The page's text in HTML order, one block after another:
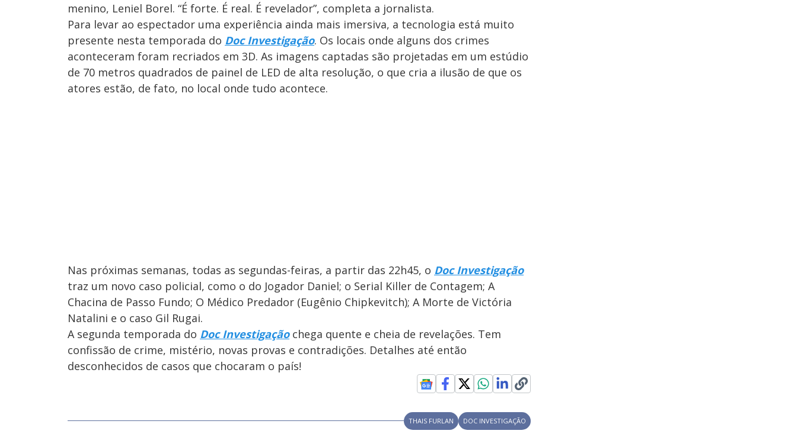
menino, Leniel Borel. “É forte. É real. É revelador”, completa a jornalista.
Para levar ao espectador uma experiência ainda mais imersiva, a tecnologia está muito
presente nesta temporada do Doc Investigação. Os locais onde alguns dos crimes
aconteceram foram recriados em 3D. As imagens captadas são projetadas em um estúdio
de 70 metros quadrados de painel de LED de alta resolução, o que cria a ilusão de que os
atores estão, de fato, no local onde tudo acontece.
Nas próximas semanas, todas as segundas-feiras, a partir das 22h45, o Doc Investigação
traz um novo caso policial, como o do Jogador Daniel; o Serial Killer de Contagem; A
Chacina de Passo Fundo; O Médico Predador (Eugênio Chipkevitch); A Morte de Victória
Natalini e o caso Gil Rugai.
A segunda temporada do Doc Investigaçãochega quente e cheia de revelações. Tem
confissão de crime, mistério, novas provas e contradições. Detalhes até então
desconhecidos de casos que chocaram o país!
THAIS FURLAN DOC INVESTIGAÇÃO